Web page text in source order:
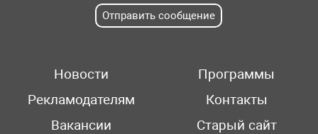
Отправить сообщение
Новости
Программы
Рекламодателям
Контакты
Вакансии
Старый сайт